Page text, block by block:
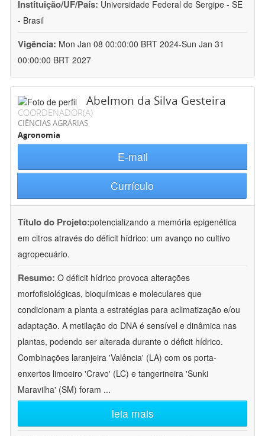
Instituição/UF/País: Universidade Federal de Sergipe - SE
- Brasil
Vigência: Mon Jan 08 00:00:00 BRT 2024-Sun Jan 31
00:00:00 BRT 2027
Abelmon da Silva Gesteira
COORDENADOR(A)
CIÊNCIAS AGRÁRIAS
Agronomia
E-mail
Currículo
Título do Projeto:potencializando a memória epigenética
em citros através do déficit hídrico: um avanço no cultivo
agropecuário.
Resumo: O déficit hídrico provoca alterações
morfofisiológicas, bioquímicas e moleculares que
condicionam a planta a estratégias para aclimatização e/ou
adaptação. A metilação do DNA é sensível e dinâmica nas
plantas, podendo ser alterada durante o déficit hídrico.
Combinações laranjeira 'Valência' (LA) com os porta-
enxertos limoeiro 'Cravo' (LC) e tangerineira 'Sunki
Maravilha' (SM) foram ...
leia mais